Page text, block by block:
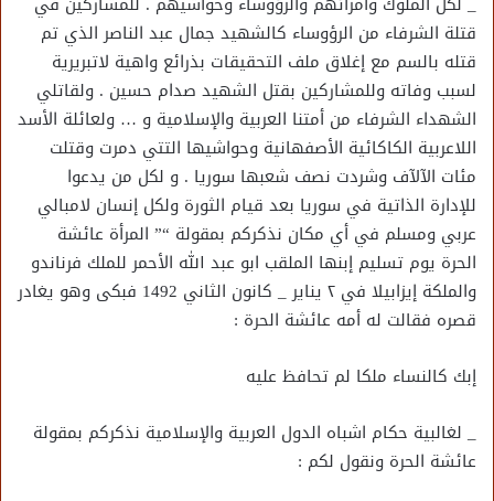
قتلة الشرفاء من الرؤوساء كالشهيد جمال عبد الناصر الذي تم
قتله بالسم مع إغلاق ملف التحقيقات بذرائع واهية لاتبريرية
لسبب وفاته وللمشاركين بقتل الشهيد صدام حسين . ولقاتلي
الشهداء الشرفاء من أمتنا العربية والإسلامية و … ولعائلة الأسد
اللاعربية الكاكائية الأصفهانية وحواشيها التتي دمرت وقتلت
مئات الآلآف وشردت نصف شعبها سوريا . و لكل من يدعوا
للإدارة الذاتية في سوريا بعد قيام الثورة ولكل إنسان لامبالي
عربي ومسلم في أي مكان نذكركم بمقولة “” المرأة عائشة
الحرة يوم تسليم إبنها الملقب ابو عبد الله الأحمر للملك فرناندو
والملكة إيزابيلا في ٢ يناير _ كانون الثاني 1492 فبكى وهو يغادر
قصره فقالت له أمه عائشة الحرة :
إبك كالنساء ملكا لم تحافظ عليه
_ لغالبية حكام اشباه الدول العربية والإسلامية نذكركم بمقولة
عائشة الحرة ونقول لكم :